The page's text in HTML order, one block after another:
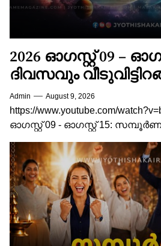
2026 ഓഗസ്റ്റ് 09 –
ദിവസവും
മുൻപ് ഇത് ചെയ്താൽ
കാര്യവിജയം ഉറപ്പ്!
രാശിക്കാരുടെയും
വിജയവാരഫലം!
Admin August 9, 2026
https://www.youtube.com/
ഓഗസ്റ്റ് 09 - ഓഗസ്റ്റ് 15:
15 വരെയുള്ള വാരം...